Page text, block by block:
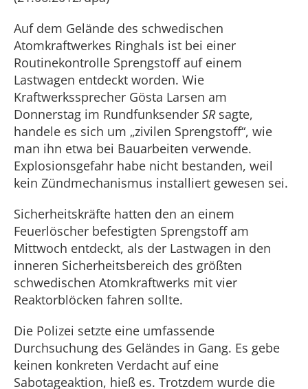
Auf dem Gelände des schwedischen
Atomkraftwerkes Ringhals ist bei einer
Routinekontrolle Sprengstoff auf einem
Lastwagen entdeckt worden. Wie
Kraftwerkssprecher Gösta Larsen am
Donnerstag im Rundfunksender SR sagte,
handele es sich um „zivilen Sprengstoff“, wie
man ihn etwa bei Bauarbeiten verwende.
Explosionsgefahr habe nicht bestanden, weil
kein Zündmechanismus installiert gewesen sei.
Sicherheitskräfte hatten den an einem
Feuerlöscher befestigten Sprengstoff am
Mittwoch entdeckt, als der Lastwagen in den
inneren Sicherheitsbereich des größten
schwedischen Atomkraftwerks mit vier
Reaktorblöcken fahren sollte.
Die Polizei setzte eine umfassende
Durchsuchung des Geländes in Gang. Es gebe
keinen konkreten Verdacht auf eine
Sabotageaktion, hieß es. Trotzdem wurde die